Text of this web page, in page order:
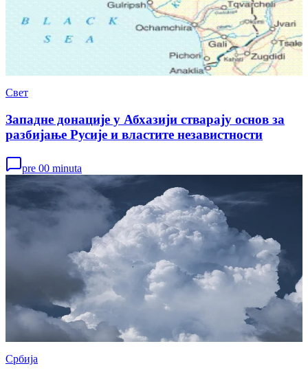
Свет
Западне донације у Абхазији стварају основ за
разбијање Русије и властите независтности
pre 00 minuta
Србија